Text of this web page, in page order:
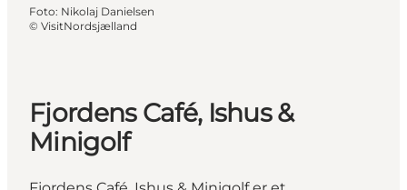
Foto: Nikolaj Danielsen
© VisitNordsjælland
Fjordens Café, Ishus &
Minigolf